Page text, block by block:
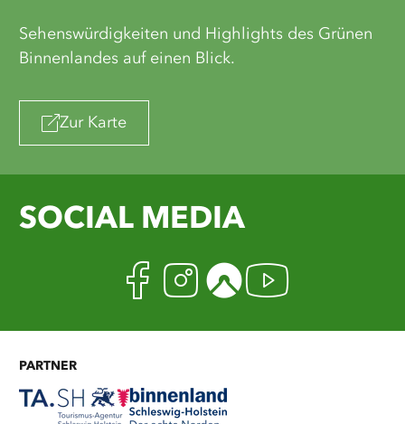
Sehenswürdigkeiten und Highlights des Grünen
Binnenlandes auf einen Blick.
Zur Karte
SOCIAL MEDIA
Facebook
Instagram
Komoot
PARTNER